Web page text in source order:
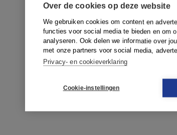
Over de cookies op deze website
We gebruiken cookies om content en
functies voor social media te bieden en om
analyseren. Ook delen we informatie over
met onze partners voor social media,
Privacy- en cookieverklaring
Cookie-instellingen